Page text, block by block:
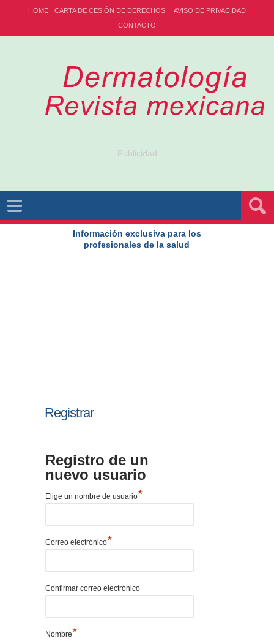
HOME CARTA DE CESIÓN DE DERECHOS
AVISO DE PRIVACIDAD
CONTACTO
Publicidad
Información exclusiva para los
profesionales de la salud
Registrar
Registro de un
nuevo usuario
Elige un nombre de usuario*
Correo electrónico*
Confirmar correo electrónico
Nombre*